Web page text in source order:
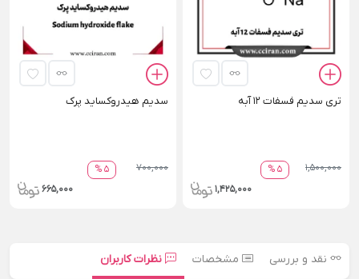
تری سدیم فسفات 12 آبه
5 %
1,500,000
1,425,000
سدیم هیدروکساید پرک
5 %
700,000
665,000
نقد و بررسی مشخصات نظرات کاربران